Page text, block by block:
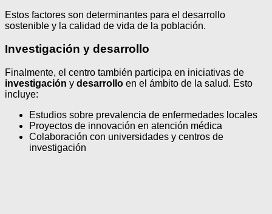
Estos factores son determinantes para el desarrollo
sostenible y la calidad de vida de la población.
Investigación y desarrollo
Finalmente, el centro también participa en iniciativas de
investigación y desarrollo en el ámbito de la salud. Esto
incluye:
Estudios sobre prevalencia de enfermedades locales
Proyectos de innovación en atención médica
Colaboración con universidades y centros de
investigación